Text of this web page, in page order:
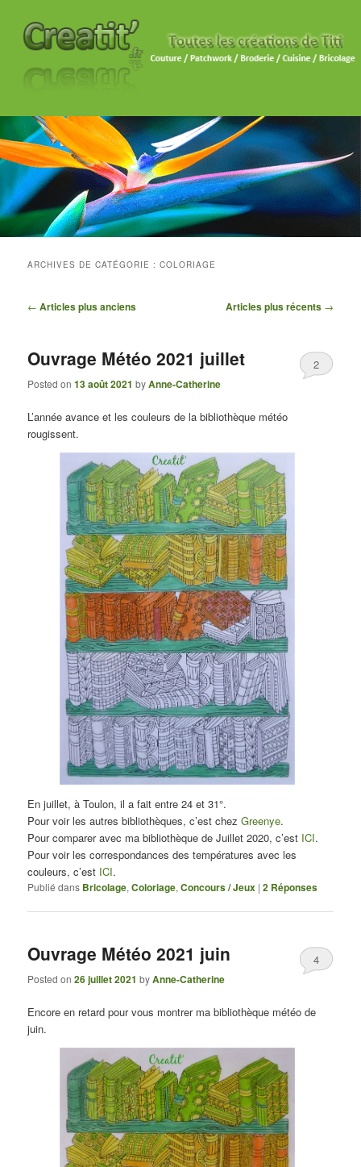
ARCHIVES DE CATÉGORIE :COLORIAGE
Navigation des articles
← Articles plus anciens Articles plus récents →
Ouvrage Météo 2021 juillet
Posted on13 août 2021 byAnne-Catherine
2
L’année avance et les couleurs de la bibliothèque météo
rougissent.
En juillet, à Toulon, il a fait entre 24 et 31°.
Pour voir les autres bibliothèques, c’est chezGreenye.
Pour comparer avec ma bibliothèque de Juillet 2020, c’est ICI.
Pour voir les correspondances des températures avec les
couleurs, c’est ICI.
Publié dans Bricolage,Coloriage,Concours / Jeux |2 Réponses
Ouvrage Météo 2021 juin
Posted on26 juillet 2021 byAnne-Catherine
4
Encore en retard pour vous montrer ma bibliothèque météo de
juin.